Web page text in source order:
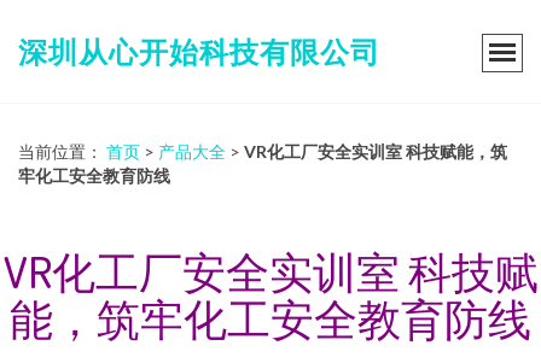
深圳从心开始科技有限公司
当前位置： 首页 > 产品大全 > VR化工厂安全实训室 科技赋能，筑
牢化工安全教育防线
VR化工厂安全实训室 科技赋
能，筑牢化工安全教育防线